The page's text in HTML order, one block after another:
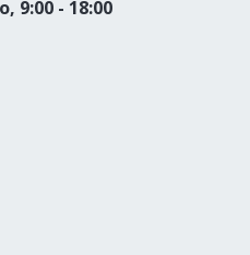
9:00 - 18:00